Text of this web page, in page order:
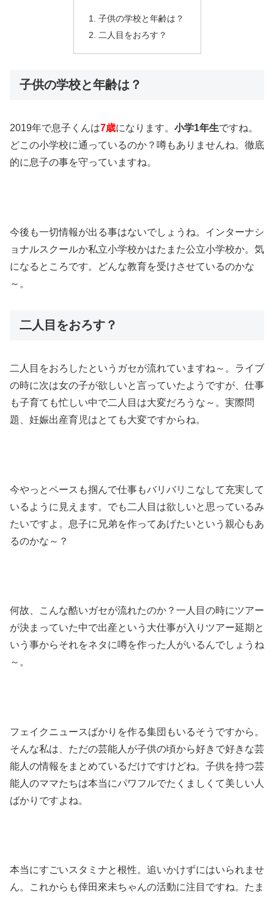
子供の学校と年齢は？
二人目をおろす？
子供の学校と年齢は？
2019年で息子くんは7歳になります。 小学1年生ですね。
どこの小学校に通っているのか？噂もありませんね。徹底
的に息子の事を守っていますね。
今後も一切情報が出る事はないでしょうね。インターナシ
ョナルスクールか私立小学校かはたまた公立小学校か。気
になるところです。どんな教育を受けさせているのかな
～。
二人目をおろす？
二人目をおろしたというガセが流れていますね～。ライブ
の時に次は女の子が欲しいと言っていたようですが、仕事
も子育ても忙しい中で二人目は大変だろうな～。実際問
題、妊娠出産育児はとても大変ですからね。
今やっとペースも掴んで仕事もバリバリこなして充実して
いるように見えます。でも二人目は欲しいと思っているみ
たいですよ。息子に兄弟を作ってあげたいという親心もあ
るのかな～？
何故、こんな酷いガセが流れたのか？一人目の時にツアー
が決まっていた中で出産という大仕事が入りツアー延期と
いう事からそれをネタに噂を作った人がいるんでしょうね
～。
フェイクニュースばかりを作る集団もいるそうですから。
そんな私は、ただの芸能人が子供の頃から好きで好きな芸
能人の情報をまとめているだけですけどね。子供を持つ芸
能人のママたちは本当にパワフルでたくましくて美しい人
ばかりですよね。
本当にすごいスタミナと根性。追いかけずにはいられませ
ん。これからも倖田來未ちゃんの活動に注目ですね。たま